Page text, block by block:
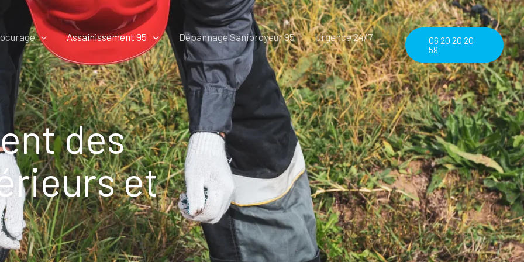
Assainissement 95 Dépannage Sanibroyeur 95
Urgence 24/7
06 20 20 20
59
des
et